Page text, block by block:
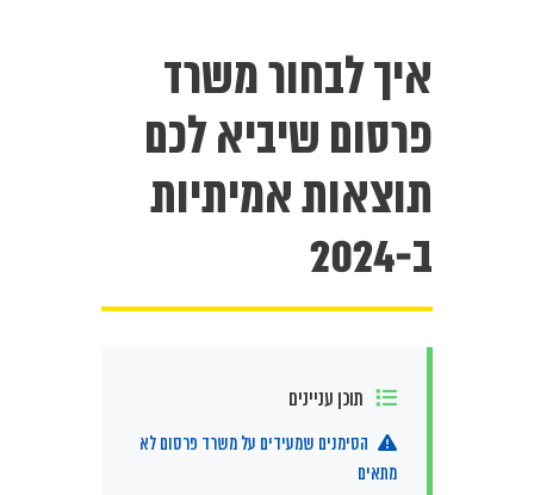
איך לבחור משרד
פרסום שיביא לכם
תוצאות אמיתיות
ב-2024
תוכן עניינים
הסימנים שמעידים על משרד פרסום לא
מתאים